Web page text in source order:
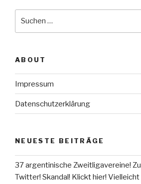
ABOUT
Impressum
Datenschutzerklärung
NEUESTE BEITRÄGE
37 argentinische Zweitligavereine!
Twitter! Skandal! Klickt hier! Vielleicht